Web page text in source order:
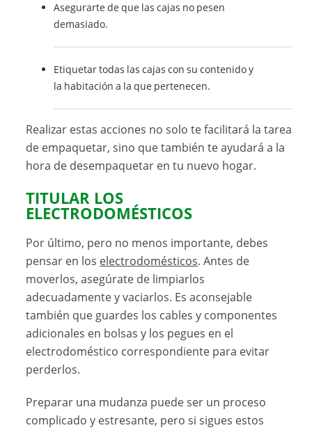
Asegurarte de que las cajas no pesen
demasiado.
Etiquetar todas las cajas con su contenido y
la habitación a la que pertenecen.
Realizar estas acciones no solo te facilitará la tarea
de empaquetar, sino que también te ayudará a la
hora de desempaquetar en tu nuevo hogar.
TITULAR LOS
ELECTRODOMÉSTICOS
Por último, pero no menos importante, debes
pensar en los electrodomésticos. Antes de
moverlos, asegúrate de limpiarlos
adecuadamente y vaciarlos. Es aconsejable
también que guardes los cables y componentes
adicionales en bolsas y los pegues en el
electrodoméstico correspondiente para evitar
perderlos.
Preparar una mudanza puede ser un proceso
complicado y estresante, pero si sigues estos